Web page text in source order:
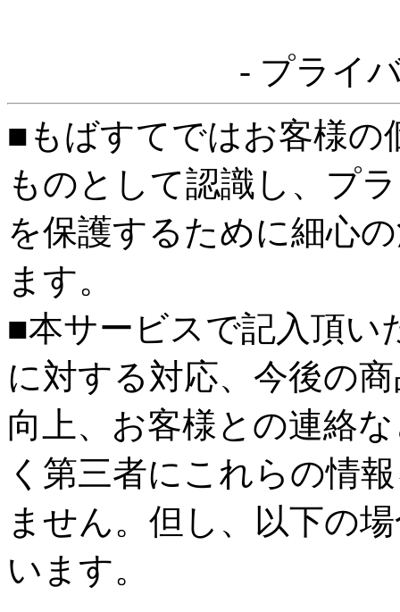
- プライ
■もばすてではお客様の
ものとして認識し、プ
を保護するために細心
ます。
■本サービスで記入頂い
に対する対応、今後の
向上、お客様との連絡
く第三者にこれらの情
ません。但し、以下の
います。